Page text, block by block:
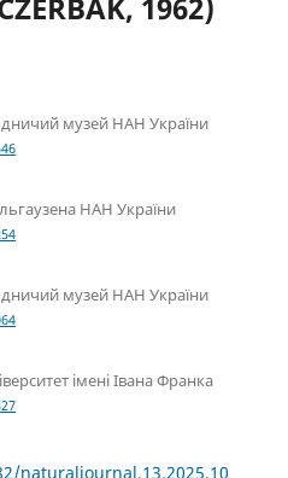
музей НАН України
НАН України
музей НАН України
імені Івана Франка
naturaljournal.13.2025.10